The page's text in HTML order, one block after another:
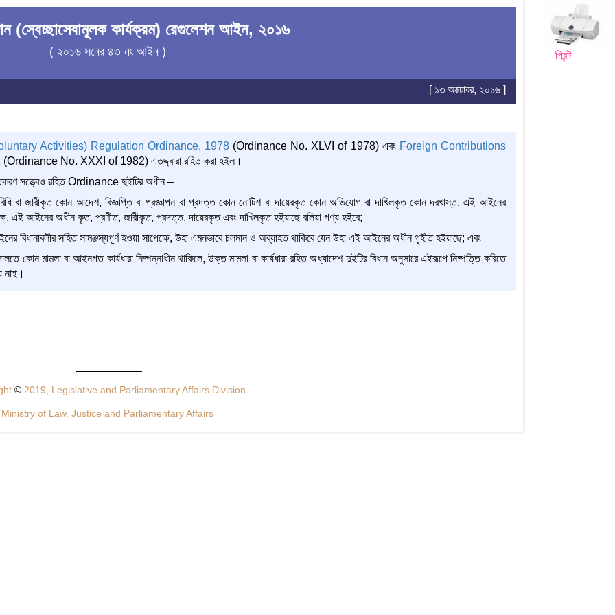
প্রিন্ট
(স্বেচ্ছাসেবামূলক কার্যক্রম) রেগুলেশন আইন, ২০১৬
( ২০১৬ সনের ৪৩ নং আইন )
[ ১৩ অক্টোবর, ২০১৬ ]
Activities) Regulation Ordinance, 1978 (Ordinance No. XLVI of 1978) এবং Foreign Contributions
(Ordinance No. XXXI of 1982) এতদ্দ্বারা রহিত করা হইল।
সত্ত্বেও রহিত Ordinance দুইটির অধীন –
বা জারীকৃত কোন আদেশ, বিজ্ঞপ্তি বা প্রজ্ঞাপন বা প্রদত্ত কোন নোটিশ বা দায়েরকৃত কোন অভিযোগ বা দাখিলকৃত কোন দরখাস্ত, এই আইনের
এই আইনের অধীন কৃত, প্রণীত, জারীকৃত, প্রদত্ত, দায়েরকৃত এবং দাখিলকৃত হইয়াছে বলিয়া গণ্য হইবে;
বিধানাবলীর সহিত সামঞ্জস্যপূর্ণ হওয়া সাপেক্ষে, উহা এমনভাবে চলমান ও অব্যাহত থাকিবে যেন উহা এই আইনের অধীন গৃহীত হইয়াছে; এবং
কোন মামলা বা আইনগত কার্যধারা নিষ্পন্নাধীন থাকিলে, উক্ত মামলা বা কার্যধারা রহিত অধ্যাদেশ দুইটির বিধান অনুসারে এইরূপে নিষ্পত্তি করিতে
নাই।
©2019, Legislative and Parliamentary Affairs Division
Ministry of Law, Justice and Parliamentary Affairs